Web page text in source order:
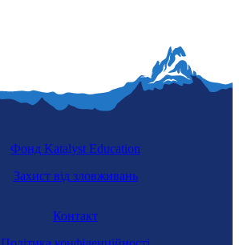
Контакт
Фонд Katalyst Education
Захист від зловживань